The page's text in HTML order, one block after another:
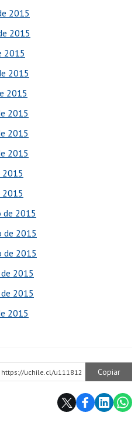
2015
2015
2015
2015
2015
2015
2015
2015
2015
2015
de 2015
de 2015
de 2015
2015
2015
2015
https://uchile.cl/u111812 Copiar